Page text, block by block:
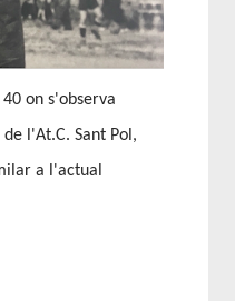
on s'observa
l'At.C. Sant Pol,
a l'actual